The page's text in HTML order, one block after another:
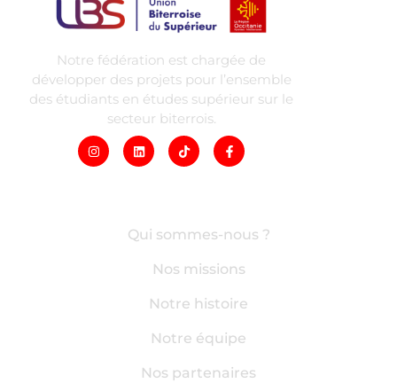
Notre fédération est chargée de
développer des projets pour l’ensemble
des étudiants en études supérieur sur le
secteur biterrois.
Qui sommes-nous ?
Nos missions
Notre histoire
Notre équipe
Nos partenaires